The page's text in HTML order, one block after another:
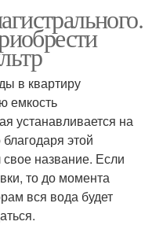
в квартиру
емкость
устанавливается на
этой
название. Если
то до момента
вся вода будет